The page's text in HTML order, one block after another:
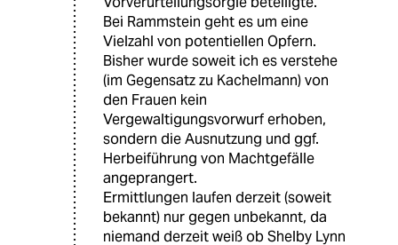
Bei Rammstein geht es um eine
Vielzahl von potentiellen Opfern.
Bisher wurde soweit ich es verstehe
(im Gegensatz zu Kachelmann) von
den Frauen kein
Vergewaltigungsvorwurf erhoben,
sondern die Ausnutzung und ggf.
Herbeiführung von Machtgefälle
angeprangert.
Ermittlungen laufen derzeit (soweit
bekannt) nur gegen unbekannt, da
niemand derzeit weiß ob Shelby Lynn